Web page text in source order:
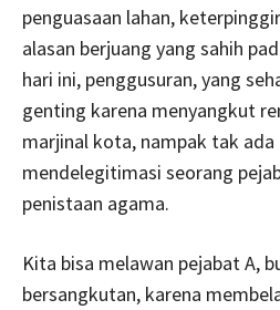
penguasaan lahan,
alasan berjuang yang sahih
hari ini, penggusuran, yang
genting karena menyangkut
marjinal kota, nampak tak ada
mendelegitimasi seorang
penistaan agama.
Kita bisa melawan pejabat A,
bersangkutan, karena